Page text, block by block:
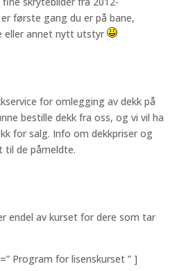
første gang du er på bane,
eller annet nytt utstyr
for omlegging av dekk på
bestille dekk fra oss, og vi vil ha
for salg. Info om dekkpriser og
til de påmeldte.
endel av kurset for dere som tar
Program for lisenskurset ” ]